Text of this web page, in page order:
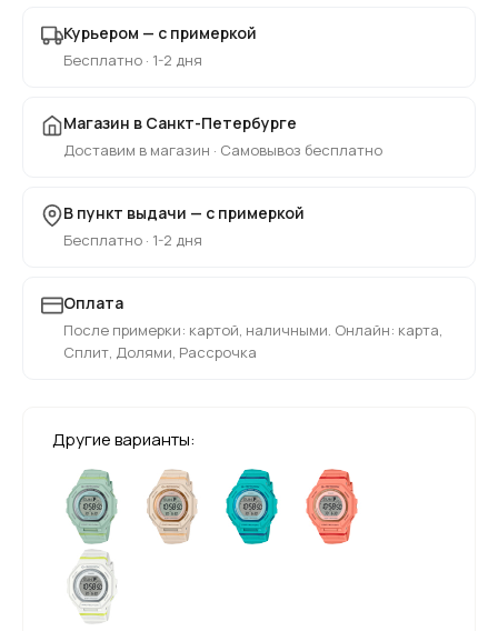
Курьером — с примеркой
Бесплатно · 1-2 дня
Магазин в Санкт-Петербурге
Доставим в магазин · Самовывоз бесплатно
В пункт выдачи — с примеркой
Бесплатно · 1-2 дня
Оплата
После примерки: картой, наличными. Онлайн: карта,
Сплит, Долями, Рассрочка
Другие варианты: